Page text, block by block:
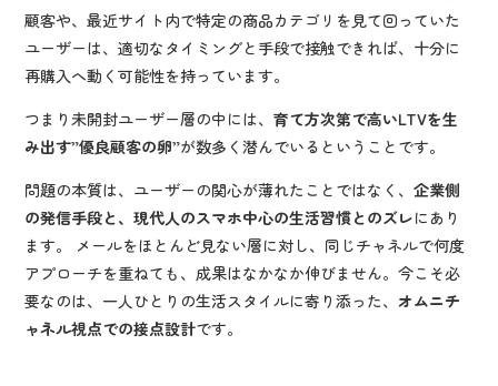
顧客や、最近サイト内で特定の商品カテゴリを見て回っていた
ユーザーは、適切なタイミングと手段で接触できれば、十分に
再購入へ動く可能性を持っています。
つまり未開封ユーザー層の中には、育て方次第で高いLTVを生
み出す”優良顧客の卵”が数多く潜んでいるということです。
問題の本質は、ユーザーの関心が薄れたことではなく、企業側
の発信手段と、現代人のスマホ中心の生活習慣とのズレにあり
ます。 メールをほとんど見ない層に対し、同じチャネルで何度
アプローチを重ねても、成果はなかなか伸びません。今こそ必
要なのは、一人ひとりの生活スタイルに寄り添った、オムニチ
ャネル視点での接点設計です。